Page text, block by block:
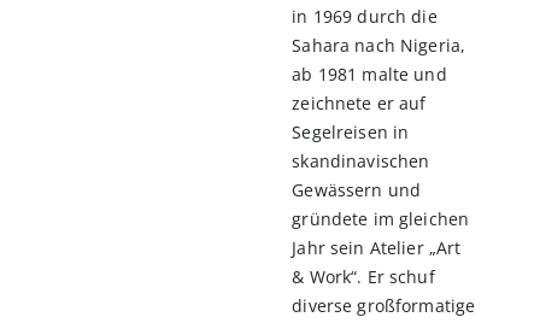
in 1969 durch die
Sahara nach Nigeria,
ab 1981 malte und
zeichnete er auf
Segelreisen in
skandinavischen
Gewässern und
gründete im gleichen
Jahr sein Atelier „Art
& Work“. Er schuf
diverse großformatige